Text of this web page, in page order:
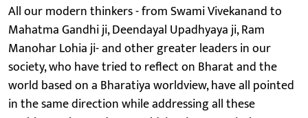
All our modern thinkers - from Swami Vivekanand to
Mahatma Gandhi ji, Deendayal Upadhyaya ji, Ram
Manohar Lohia ji- and other greater leaders in our
society, who have tried to reflect on Bharat and the
world based on a Bharatiya worldview, have all pointed
in the same direction while addressing all these